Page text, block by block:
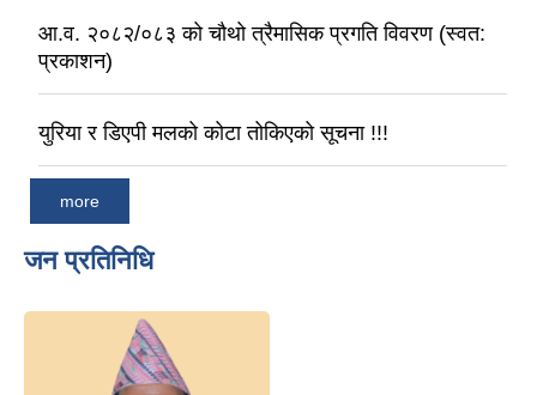
आ.व. २०८२/०८३ को चौथो त्रैमासिक प्रगति विवरण (स्वत:
प्रकाशन)
युरिया र डिएपी मलको कोटा तोकिएको सूचना !!!
more
जन प्रतिनिधि